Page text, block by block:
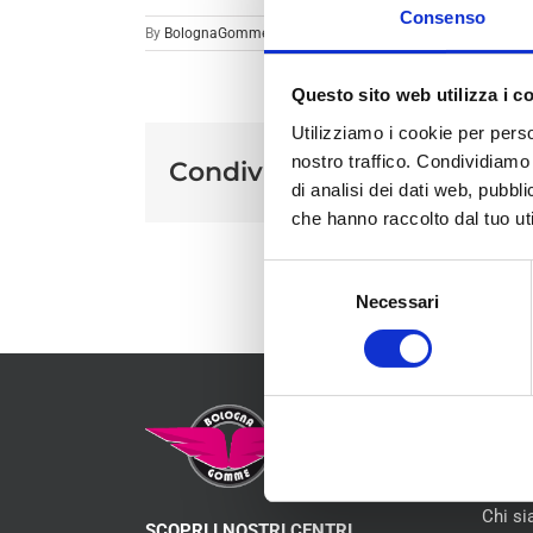
Consenso
Questo sito web utilizza i
Utilizziamo i cookie per
nostro traffico.
di analisi dei dati web,
che hanno raccolto dal tuo
Necessari
By BolognaGomme
Condividi sui social
Chi